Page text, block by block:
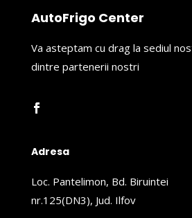
AutoFrigo Center
Va asteptam cu drag la sediul
dintre partenerii nostri
Adresa
Loc. Pantelimon, Bd. Biruintei
nr.125(DN3), Jud. Ilfov